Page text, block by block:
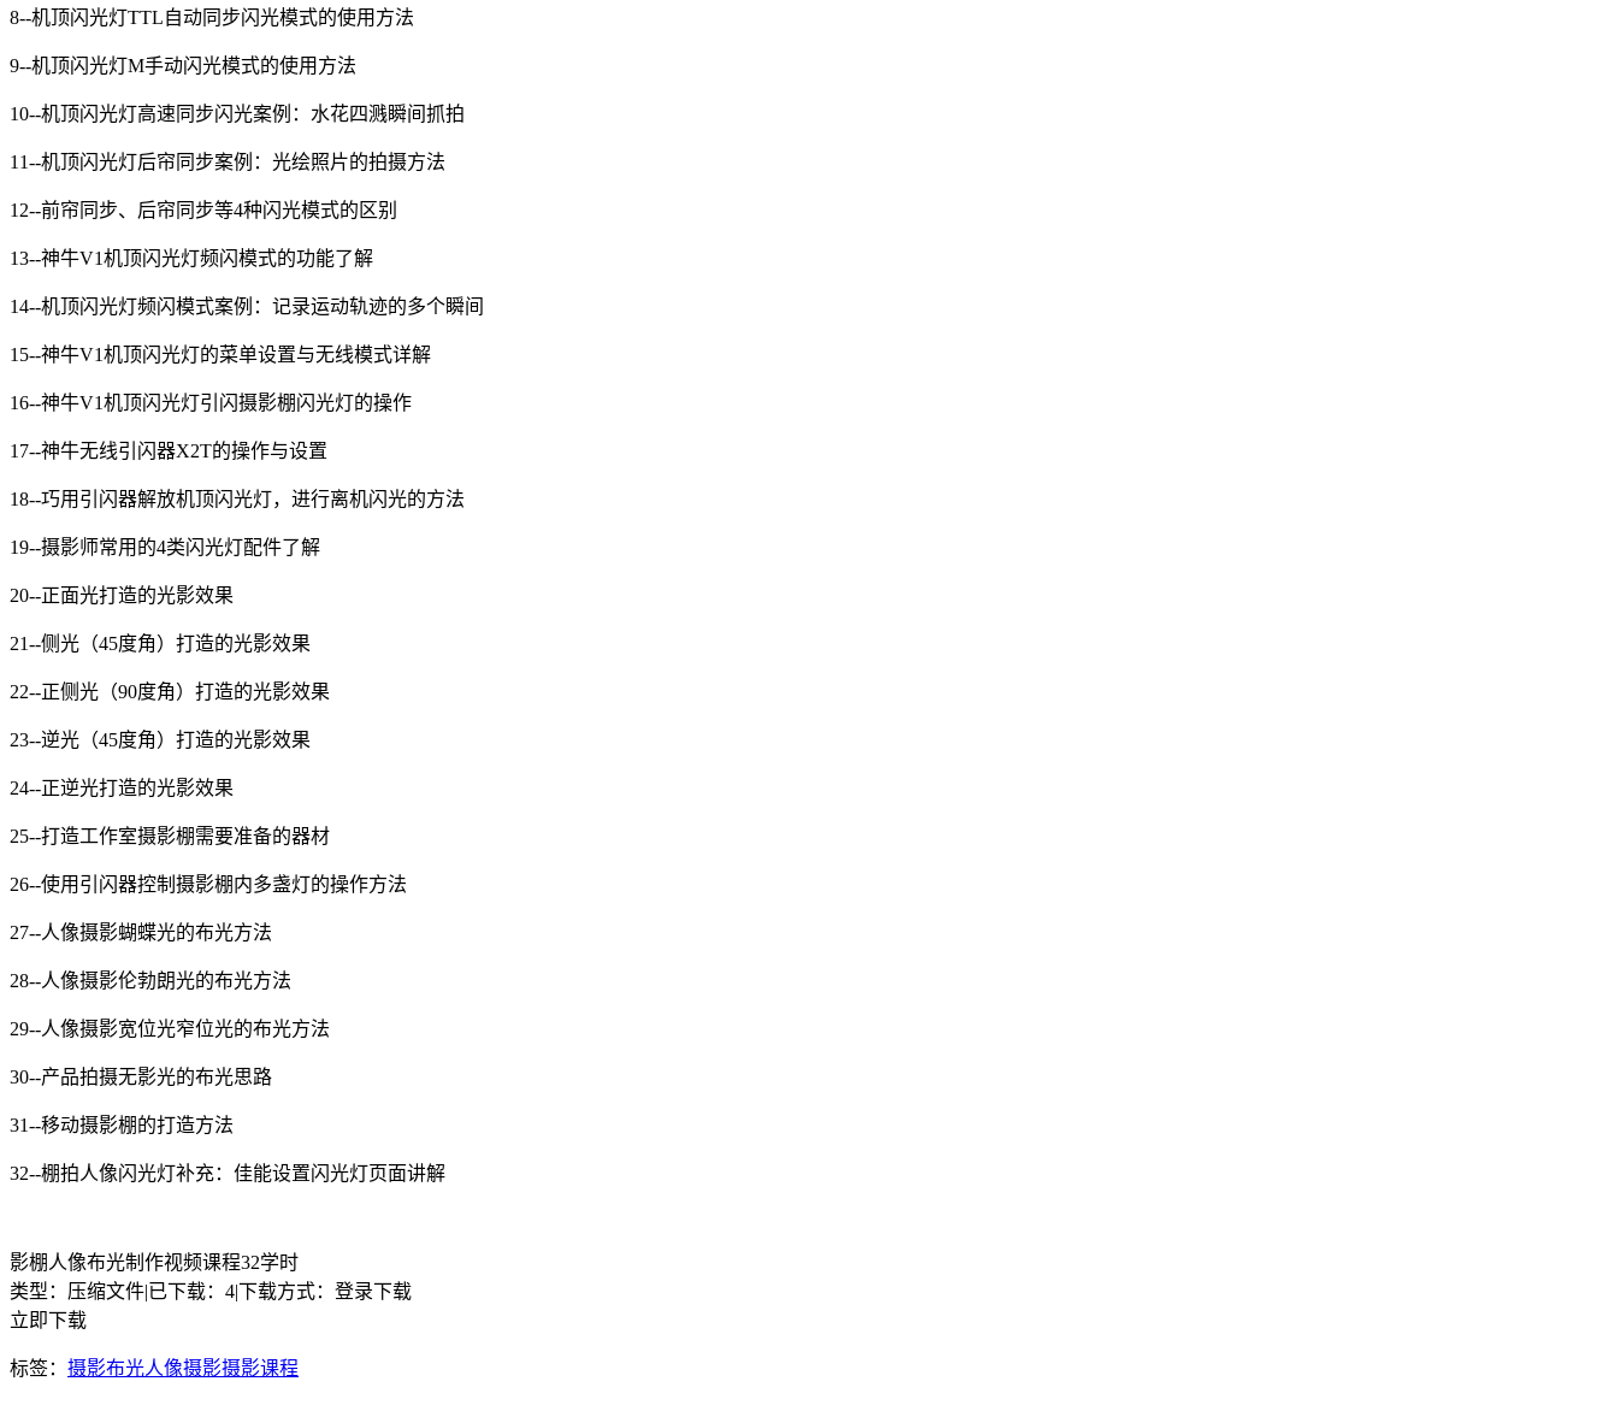
8--机顶闪光灯TTL自动同步闪光模式的使用方法
9--机顶闪光灯M手动闪光模式的使用方法
10--机顶闪光灯高速同步闪光案例：水花四溅瞬间抓拍
11--机顶闪光灯后帘同步案例：光绘照片的拍摄方法
12--前帘同步、后帘同步等4种闪光模式的区别
13--神牛V1机顶闪光灯频闪模式的功能了解
14--机顶闪光灯频闪模式案例：记录运动轨迹的多个瞬间
15--神牛V1机顶闪光灯的菜单设置与无线模式详解
16--神牛V1机顶闪光灯引闪摄影棚闪光灯的操作
17--神牛无线引闪器X2T的操作与设置
18--巧用引闪器解放机顶闪光灯，进行离机闪光的方法
19--摄影师常用的4类闪光灯配件了解
20--正面光打造的光影效果
21--侧光（45度角）打造的光影效果
22--正侧光（90度角）打造的光影效果
23--逆光（45度角）打造的光影效果
24--正逆光打造的光影效果
25--打造工作室摄影棚需要准备的器材
26--使用引闪器控制摄影棚内多盏灯的操作方法
27--人像摄影蝴蝶光的布光方法
28--人像摄影伦勃朗光的布光方法
29--人像摄影宽位光窄位光的布光方法
30--产品拍摄无影光的布光思路
31--移动摄影棚的打造方法
32--棚拍人像闪光灯补充：佳能设置闪光灯页面讲解
影棚人像布光制作视频课程32学时
类型：压缩文件|已下载：4|下载方式：登录下载
立即下载
标签： 摄影布光人像摄影摄影课程